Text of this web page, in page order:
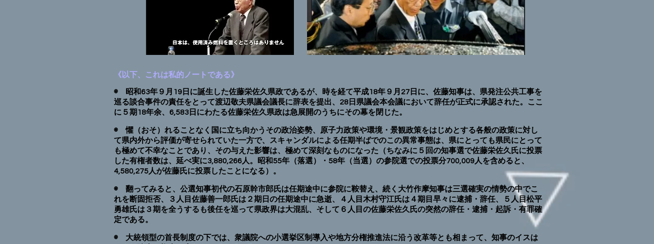
《以下、これは私的ノートである》
◉ 昭和63年９月19日に誕生した佐藤栄佐久県政であるが、時を経て平成18年９月27日に、佐藤知事は、県発注公共工事を
巡る談合事件の責任をとって渡辺敬夫県議会議長に辞表を提出、28日県議会本会議において辞任が正式に承認された。ここ
に５期18年余、6,583日にわたる佐藤栄佐久県政は急展開のうちにその幕を閉じた。
◉ 懼（おそ）れることなく国に立ち向かうその政治姿勢、原子力政策や環境・景観政策をはじめとする各般の政策に対し
て県内外から評価が寄せられていた一方で、スキャンダルによる任期半ばでのこの異常事態は、県にとっても県民にとって
も極めて不幸なことであり、その与えた影響は、極めて深刻なものになった（ちなみに５回の知事選で佐藤栄佐久氏に投票
した有権者数は、延べ実に3,880,266人。昭和55年（落選）・58年（当選）の参院選での投票分700,009人を含めると、
4,580,275人が佐藤氏に投票したことになる）。
◉ 翻ってみると、公選知事初代の石原幹市郎氏は任期途中に参院に鞍替え、続く大竹作摩知事は三選確実の情勢の中でこ
れを断固拒否、３人目佐藤善一郎氏は２期日の任期途中に急逝、４人目木村守江氏は４期目早々に逮捕・辞任、５人目松平
勇雄氏は３期を全うするも後任を巡って県政界は大混乱、そして６人目の佐藤栄佐久氏の突然の辞任・逮捕・起訴・有罪確
定である。
◉ 大統領型の首長制度の下では、衆議院への小選挙区制導入や地方分権推進法に沿う改革等とも相まって、知事のイスは